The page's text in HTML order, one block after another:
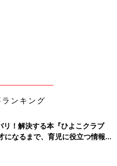
ーだと割高、そこで見つけた
んず）
大きくて食べ応えあり！」
ンキング
リ！解決する本『ひよこクラブ
なるまで、育児に役立つ情報が